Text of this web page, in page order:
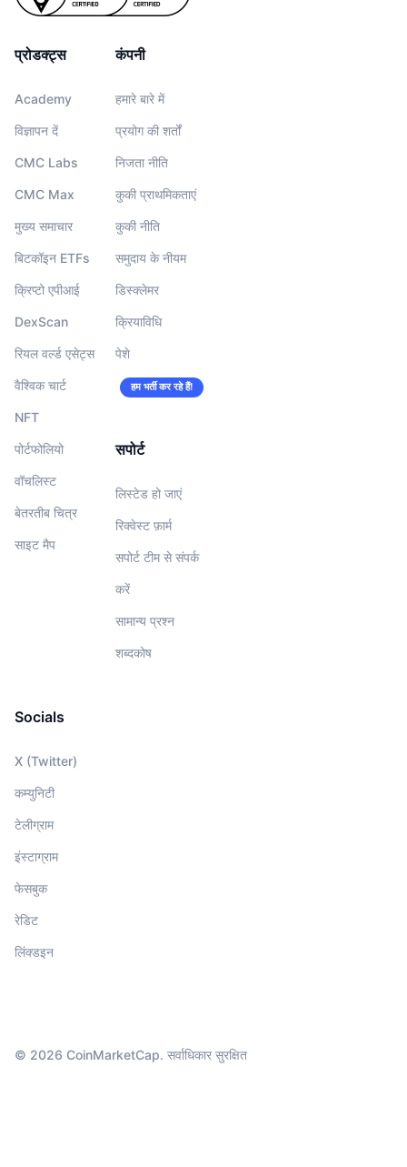
प्रोडक्ट्स
Academy
विज्ञापन दें
CMC Labs
CMC Max
मुख्य समाचार
बिटकॉइन ETFs
क्रिप्टो एपीआई
DexScan
रियल वर्ल्ड एसेट्स
वैश्विक चार्ट
NFT
पोर्टफोलियो
वॉचलिस्‍ट
बेतरतीब चित्र
साइट मैप
कंपनी
हमारे बारे में
प्रयोग की शर्तों
निजता नीति
कुकी प्राथमिकताएं
कुकी नीति
समुदाय के नीयम
डिस्क्लेमर
क्रियाविधि
पेशे
हम भर्ती कर रहे हैं!
सपोर्ट
लिस्टेड हो जाएं
रिक्वेस्ट फ़ार्म
सपोर्ट टीम से संपर्क
करें
सामान्य प्रश्न
शब्दकोष
Socials
X (Twitter)
कम्युनिटी
टेलीग्राम
इंस्टाग्राम
फेसबुक
रेडिट
लिंक्डइन
© 2026 CoinMarketCap. सर्वाधिकार सुरक्षित